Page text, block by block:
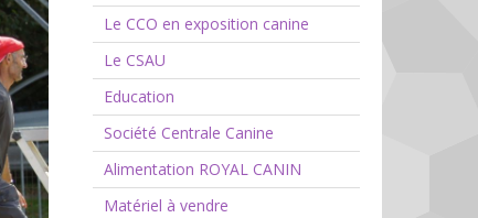
Le CCO en exposition canine
Le CSAU
Education
Société Centrale Canine
Alimentation ROYAL CANIN
Matériel à vendre